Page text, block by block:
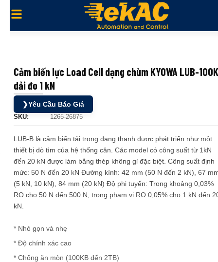
Cảm biến lực Load Cell dạng chùm KYOWA LUB-
dải đo 1 kN
❯Yêu Cầu Báo Giá
SKU: 1265-26875
LUB-B là cảm biến tải trọng dạng thanh được phát triển như một
thiết bị dò tìm của hệ thống cân. Các model có công suất từ ​​1kN
đến 20 kN được làm bằng thép không gỉ đặc biệt. Công suất định
mức: 50 N đến 20 kN Đường kính: 42 mm (50 N đến 2 kN), 67
(5 kN, 10 kN), 84 mm (20 kN) Độ phi tuyến: Trong khoảng 0,03%
RO cho 50 N đến 500 N, trong phạm vi RO 0,05% cho 1 kN đến
kN.
* Nhỏ gọn và nhẹ
* Độ chính xác cao
* Chống ăn mòn (100KB đến 2TB)